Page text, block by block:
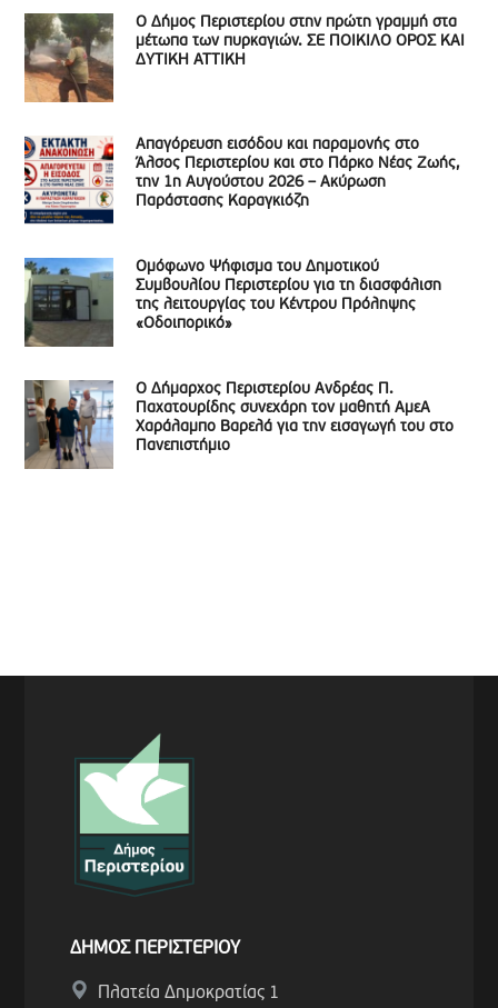
Ο Δήμος Περιστερίου στην πρώτη γραμμή στα
μέτωπα των πυρκαγιών. ΣΕ ΠΟΙΚΙΛΟ ΟΡΟΣ ΚΑΙ
ΔΥΤΙΚΗ ΑΤΤΙΚΗ
Απαγόρευση εισόδου και παραμονής στο
Άλσος Περιστερίου και στο Πάρκο Νέας Ζωής,
την 1η Αυγούστου 2026 – Ακύρωση
Παράστασης Καραγκιόζη
Ομόφωνο Ψήφισμα του Δημοτικού
Συμβουλίου Περιστερίου για τη διασφάλιση
της λειτουργίας του Κέντρου Πρόληψης
«Οδοιπορικό»
Ο Δήμαρχος Περιστερίου Ανδρέας Π.
Παχατουρίδης συνεχάρη τον μαθητή ΑμεΑ
Χαράλαμπο Βαρελά για την εισαγωγή του στο
Πανεπιστήμιο
ΔΗΜΟΣ ΠΕΡΙΣΤΕΡΙΟΥ
Πλατεία Δημοκρατίας 1